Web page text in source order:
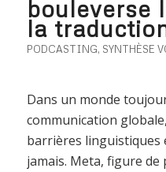
bouleverse
la
PODCASTING, SYNTHÈSE
Dans un monde
communication
barrières linguistiques
jamais. Meta, figure de